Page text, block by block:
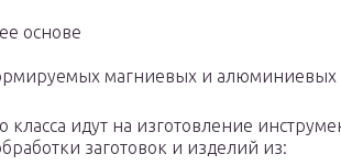
основе
магниевых и алюминиевых
класса идут на изготовление
заготовок и изделий из: